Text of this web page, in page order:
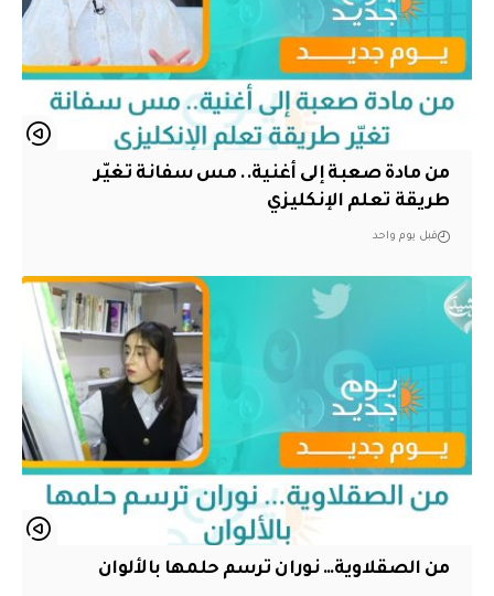
من مادة صعبة إلى أغنية.. مس سفانة تغيّر
طريقة تعلم الإنكليزي
قبل يوم واحد
من الصقلاوية… نوران ترسم حلمها بالألوان